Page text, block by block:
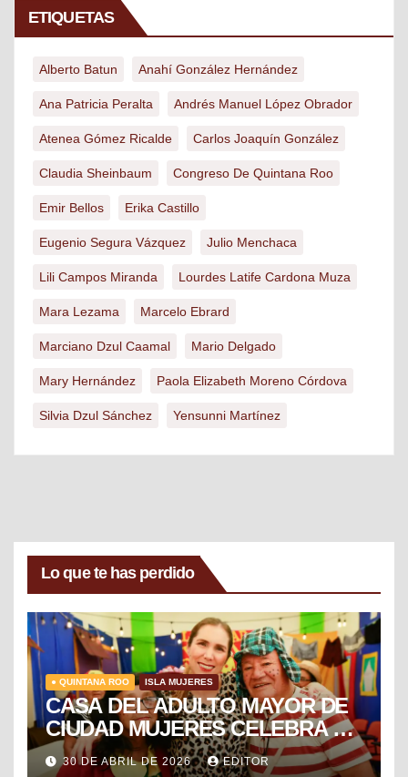
ETIQUETAS
Alberto Batun Anahí González Hernández
Ana Patricia Peralta Andrés Manuel López Obrador
Atenea Gómez Ricalde Carlos Joaquín González
Claudia Sheinbaum Congreso De Quintana Roo
Emir Bellos Erika Castillo
Eugenio Segura Vázquez Julio Menchaca
Lili Campos Miranda Lourdes Latife Cardona Muza
Mara Lezama Marcelo Ebrard
Marciano Dzul Caamal Mario Delgado
Mary Hernández Paola Elizabeth Moreno Córdova
Silvia Dzul Sánchez Yensunni Martínez
Lo que te has perdido
● QUINTANA ROO ISLA MUJERES
CASA DEL ADULTO MAYOR DE
CIUDAD MUJERES CELEBRA EL
DÍA DEL NIÑO Y LA NIÑA CON
30 DE ABRIL DE 2026 EDITOR